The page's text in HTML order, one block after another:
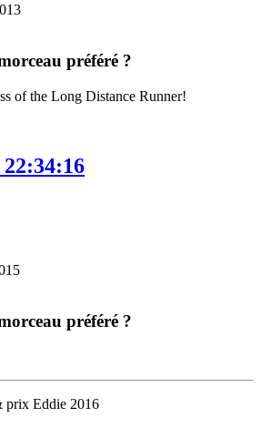
préféré ?
of the Long Distance Runner!
22:34:16
préféré ?
prix Eddie 2016